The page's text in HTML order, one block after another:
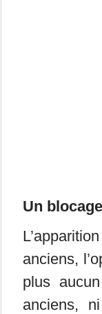
Un
anciens,
plus
anciens,